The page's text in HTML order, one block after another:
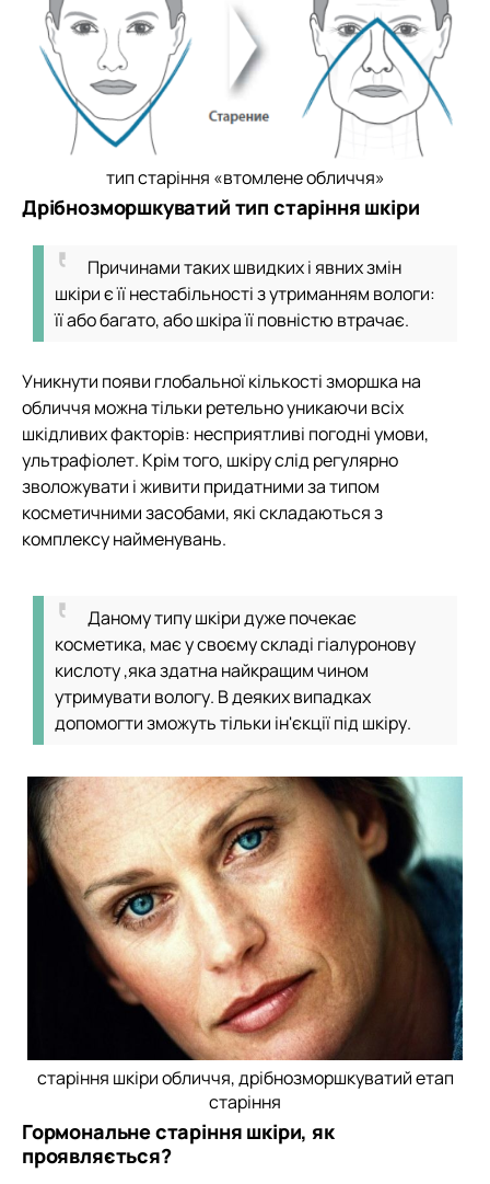
тип старіння «втомлене обличчя»
Дрібнозморшкуватий тип старіння шкіри
Причинами таких швидких і явних змін
шкіри є її нестабільності з утриманням вологи:
її або багато, або шкіра її повністю втрачає.
Уникнути появи глобальної кількості зморшка на
обличчя можна тільки ретельно уникаючи всіх
шкідливих факторів: несприятливі погодні умови,
ультрафіолет. Крім того, шкіру слід регулярно
зволожувати і живити придатними за типом
косметичними засобами, які складаються з
комплексу найменувань.
Даному типу шкіри дуже почекає
косметика, має у своєму складі гіалуронову
кислоту ,яка здатна найкращим чином
утримувати вологу. В деяких випадках
допомогти зможуть тільки ін'єкції під шкіру.
старіння шкіри обличчя, дрібнозморшкуватий етап
старіння
Гормональне старіння шкіри, як
проявляється?